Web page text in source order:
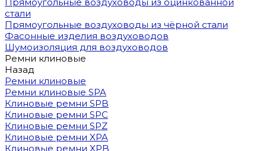
стали
Прямоугольные воздуховоды из чёрной стали
Фасонные изделия воздуховодов
Шумоизоляция для воздуховодов
Ремни клиновые
Назад
Ремни клиновые
Ремни клиновые SPA
Клиновые ремни SPB
Клиновые ремни SPC
Клиновые ремни SPZ
Клиновые ремни XPA
Клиновые ремни XPB